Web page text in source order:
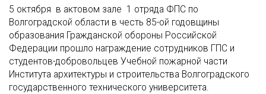
5 октября в актовом зале 1 отряда ФПС по
Волгоградской области в честь 85-ой годовщины
образования Гражданской обороны Российской
Федерации прошло награждение сотрудников ГПС и
студентов-добровольцев Учебной пожарной части
Института архитектуры и строительства Волгоградского
государственного технического университета.